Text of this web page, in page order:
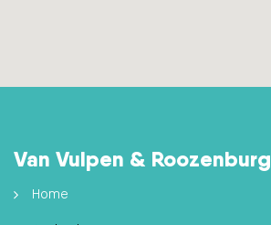
Van Vulpen & Roozenburg
Home